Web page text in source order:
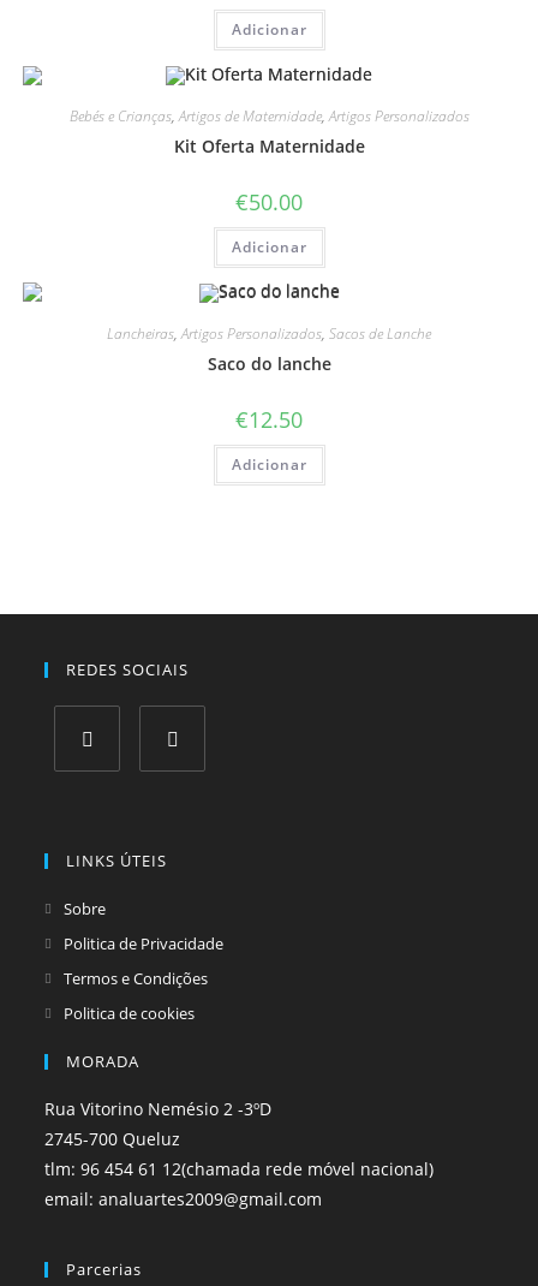
Adicionar
Bebés e Crianças,Artigos de Maternidade,Artigos Personalizados
Kit Oferta Maternidade
€50.00
Adicionar
Lancheiras,Artigos Personalizados, Sacos de Lanche
Saco do lanche
€12.50
Adicionar
REDES SOCIAIS
tab
LINKS ÚTEIS
Sobre
Politica de Privacidade
Termos e Condições
Politica de cookies
MORADA
Rua Vitorino Nemésio 2 -3ºD
2745-700 Queluz
tlm: 96 454 61 12(chamada rede móvel nacional)
email: analuartes2009@gmail.com
Parcerias